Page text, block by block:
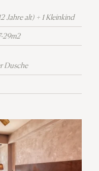
Jahre alt) + 1 Kleinkind
29m2
Dusche